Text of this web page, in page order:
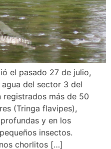
el pasado 27 de julio,
del sector 3 del
registrados más de 50
(Tringa flavipes),
y en los
insectos.
chorlitos […]